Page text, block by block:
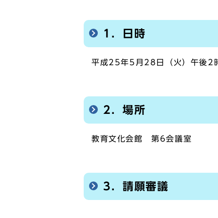
1．日時
平成25年5月28日（火）午後2
2．場所
教育文化会館 第6会議室
3．請願審議